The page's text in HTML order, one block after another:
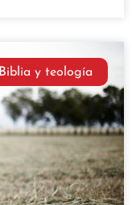
Biblia y teología